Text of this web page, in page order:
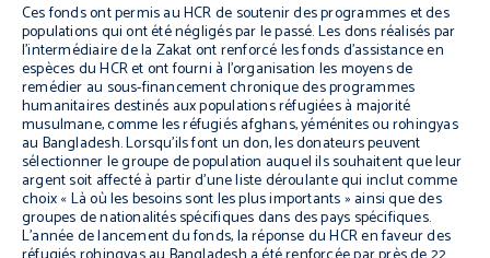
Ces fonds ont permis au HCR de soutenir des programmes et des
populations qui ont été négligés par le passé. Les dons réalisés par
l’intermédiaire de la Zakat ont renforcé les fonds d’assistance en
espèces du HCR et ont fourni à l’organisation les moyens de
remédier au sous-financement chronique des programmes
humanitaires destinés aux populations réfugiées à majorité
musulmane, comme les réfugiés afghans, yéménites ou rohingyas
au Bangladesh. Lorsqu’ils font un don, les donateurs peuvent
sélectionner le groupe de population auquel ils souhaitent que leur
argent soit affecté à partir d’une liste déroulante qui inclut comme
choix « Là où les besoins sont les plus importants » ainsi que des
groupes de nationalités spécifiques dans des pays spécifiques.
L’année de lancement du fonds, la réponse du HCR en faveur des